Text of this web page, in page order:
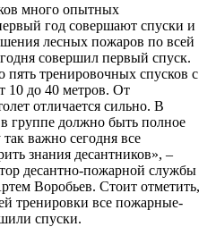
много опытных
год совершают спуски и
лесных пожаров по всей
совершил первый спуск.
тренировочных спусков с
10 до 40 метров. От
отличается сильно. В
группе должно быть полное
важно сегодня все
знания десантников», –
десантно-пожарной службы
Воробьев. Стоит отметить,
тренировки все пожарные-
спуски.